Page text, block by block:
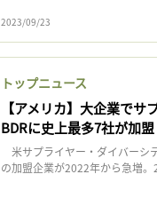
2023/09/23
トップニュース
【アメリカ】大企業でサ
BDRに史上最多7社が加盟
米サプライヤー・ダイバーシ
の加盟企業が2022年から急増